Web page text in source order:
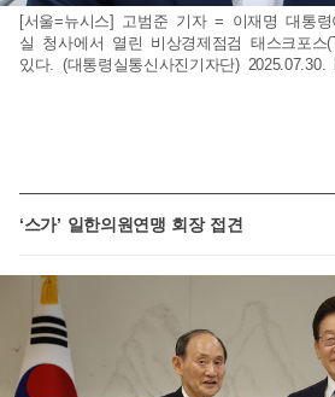
[서울=뉴시스] 고범준 기자 = 이재명 대통
실 청사에서 열린 비상경제점검 태스크포스
있다. (대통령실통신사진기자단) 2025.07.30.
‘스가’ 일한의원연맹 회장 접견